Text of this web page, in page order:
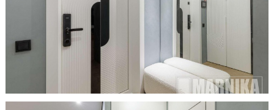
Каталоги от производителей
Сервис
Консультация
Монтаж